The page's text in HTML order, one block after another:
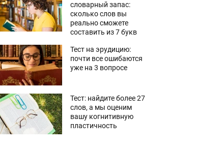
словарный запас:
сколько слов вы
реально сможете
составить из 7 букв
Тест на эрудицию:
почти все ошибаются
уже на 3 вопросе
Тест: найдите более 27
слов, а мы оценим
вашу когнитивную
пластичность